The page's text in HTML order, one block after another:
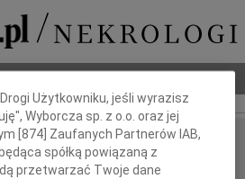
Królikowska
Użytkowniku, jeśli wyrazisz
Wyborcza sp. z o.o. oraz jej
[874 ] Zaufanych Partnerów IAB,
spółką powiązaną z
przetwarzać Twoje dane